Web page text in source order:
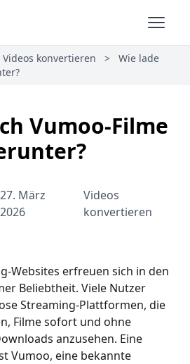
Videos konvertieren >
Wie lade
Vumoo-Filme
27. März
2026
Videos
konvertieren
Websites erfreuen sich in den
Beliebtheit. Viele Nutzer
Streaming-Plattformen, die
Filme sofort und ohne
anzusehen. Eine
Vumoo, eine bekannte